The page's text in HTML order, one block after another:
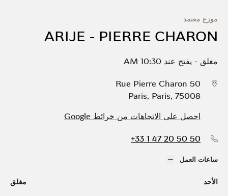
موزع معتمد
ARIJE - PIERRE CHARON
مغلق - يفتح عند 10:30 AM
50 Rue Pierre Charon
Paris, Paris, 75008
احصل على الاتجاهات من خرائط Google
+33 1 47 20 50 50
ساعات العمل
الأحد
مغلق